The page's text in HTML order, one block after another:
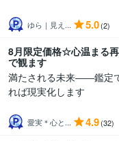
ゆら｜見え... 5.0(2)
8月限定価格☆心温まる
で観ます
満たされる未来――鑑定
れば現実化します
愛実＊心と... 4.9(32)